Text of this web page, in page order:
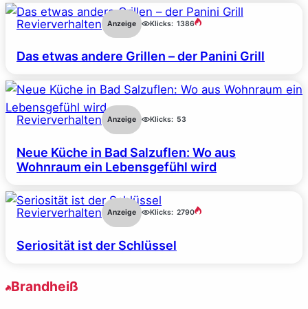
Revierverhalten Anzeige Klicks: 1386
Das etwas andere Grillen – der Panini Grill
Revierverhalten Anzeige Klicks: 53
Neue Küche in Bad Salzuflen: Wo aus
Wohnraum ein Lebensgefühl wird
Revierverhalten Anzeige Klicks: 2790
Seriosität ist der Schlüssel
Brandheiß